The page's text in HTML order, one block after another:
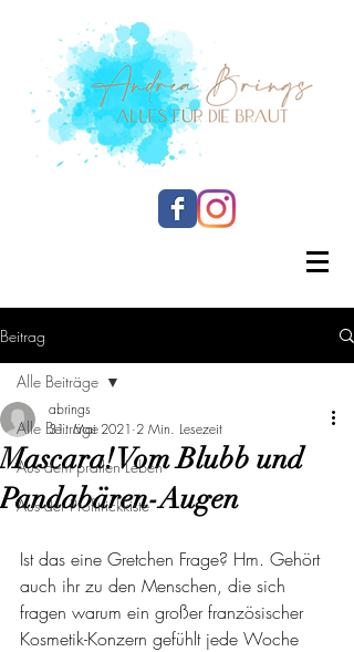
Beitrag
Alle Beiträge
Aus dem prallen Leben
Aus der Profitrickkiste
Alle Beiträge
Mascara! Vom Blubb und
Pandabären-Augen
abrings
31. Mai 2021 2 Min. Lesezeit
Ist das eine Gretchen Frage? Hm. Gehört
auch ihr zu den Menschen, die sich
fragen warum ein großer französischer
Kosmetik-Konzern gefühlt jede Woche